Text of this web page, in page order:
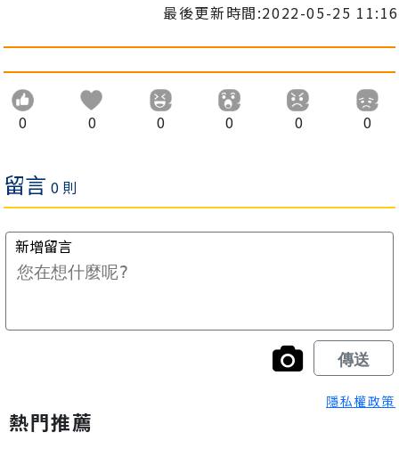
最後更新時間:2022-05-25 11:16
0 0 0 0 0 0
隱私權政策
熱門推薦